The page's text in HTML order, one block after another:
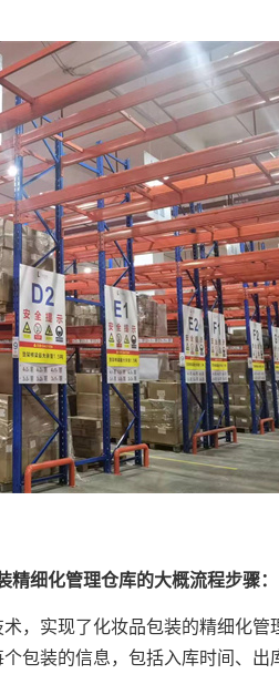
细化管理仓库的大概流程步骤：
实现了化妆品包装的精细化管
包装的信息，包括入库时间、出